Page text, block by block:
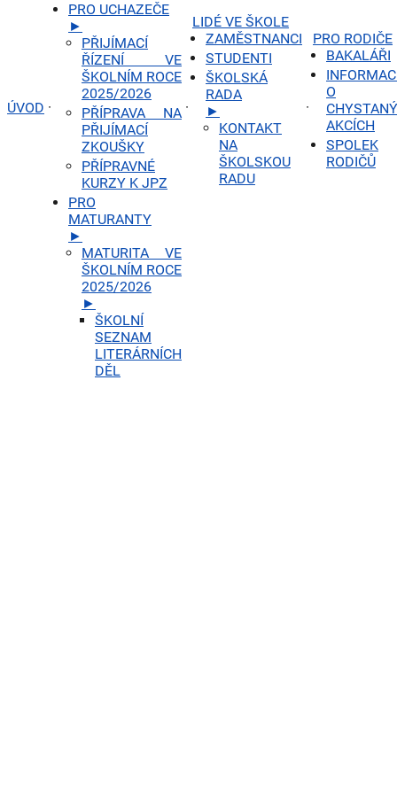
ÚVOD ·
PRO UCHAZEČE
►
PŘIJÍMACÍ
ŘÍZENÍ VE
ŠKOLNÍM ROCE
2025/2026
PŘÍPRAVA NA
PŘIJÍMACÍ
ZKOUŠKY
PŘÍPRAVNÉ
KURZY K JPZ
PRO
MATURANTY
►
MATURITA VE
ŠKOLNÍM ROCE
2025/2026
►
ŠKOLNÍ
SEZNAM
LITERÁRNÍCH
DĚL
·
LIDÉ VE ŠKOLE
ZAMĚSTNANCI
STUDENTI
ŠKOLSKÁ
RADA
►
KONTAKT
NA
ŠKOLSKOU
RADU
·
PRO RODIČE
BAKALÁŘI
O
AKCÍCH
SPOLEK
RODIČŮ